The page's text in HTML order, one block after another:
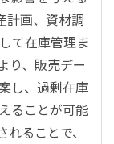
計画、資材調
て在庫管理ま
り、販売デー
し、過剰在庫
ることが可能
ることで、